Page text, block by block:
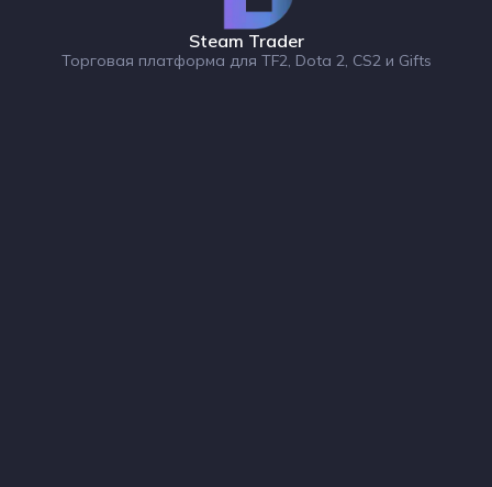
Steam Trader
Торговая платформа для TF2, Dota 2, CS2 и Gifts